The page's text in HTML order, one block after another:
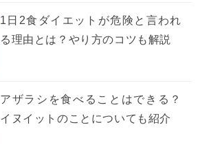
1日2食ダイエットが危険と言われ
る理由とは？やり方のコツも解説
アザラシを食べることはできる？
イヌイットのことについても紹介